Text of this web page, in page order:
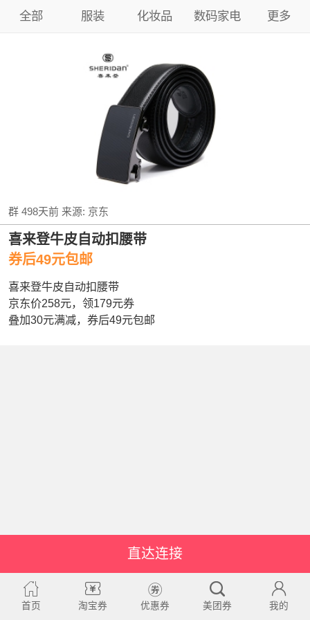
全部 服装 化妆品 数码家电 更多
群 498天前来源: 京东
喜来登牛皮自动扣腰带
券后49元包邮
喜来登牛皮自动扣腰带
京东价258元，领179元券
叠加30元满减，券后49元包邮
直达连接
首页 淘宝券 优惠券 美团券 我的